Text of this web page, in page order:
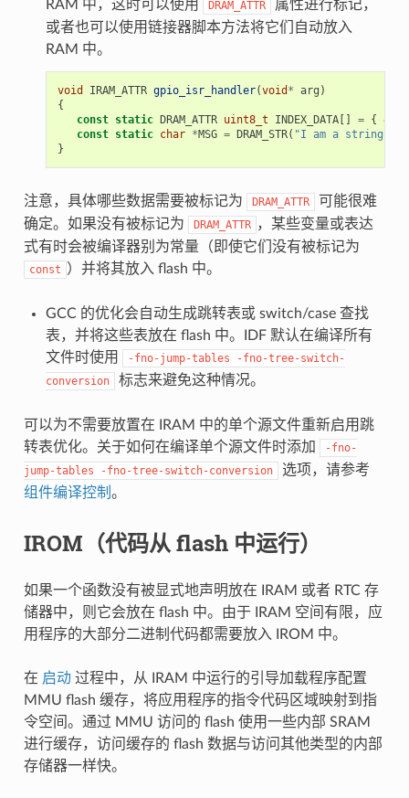
RAM 中，这时可以使用 DRAM_ATTR
属性进行标记，
或者也可以使用链接器脚本方法将它们自动放入
RAM 中。
void IRAM_ATTR gpio_isr_handler(void * arg )
{
const static DRAM_ATTR uint8_t INDEX_DATA[] = { 45
const static char *MSG = DRAM_STR( "I am a string
}
注意，具体哪些数据需要被标记为 DRAM_ATTR
可能很难
确定。如果没有被标记为
DRAM_ATTR ，某些变量或表达
式有时会被编译器别为常量（即使它们没有被标记为
const ）并将其放入 flash 中。
GCC 的优化会自动生成跳转表或 switch/case 查找
表，并将这些表放在 flash 中。IDF 默认在编译所有
文件时使用
-fno-jump-tables
-fno-tree-switch-
conversion
标志来避免这种情况。
可以为不需要放置在 IRAM 中的单个源文件重新启用跳
转表优化。关于如何在编译单个源文件时添加
-fno-
jump-tables
-fno-tree-switch-conversion
选项，请参考
组件编译控制 。
IROM（代码从 flash 中运行）
如果一个函数没有被显式地声明放在 IRAM 或者 RTC 存
储器中，则它会放在 flash 中。由于 IRAM 空间有限，应
用程序的大部分二进制代码都需要放入 IROM 中。
在 启动过程中，从 IRAM 中运行的引导加载程序配置
MMU flash 缓存，将应用程序的指令代码区域映射到指
令空间。通过 MMU 访问的 flash 使用一些内部 SRAM
进行缓存，访问缓存的 flash 数据与访问其他类型的内部
存储器一样快。